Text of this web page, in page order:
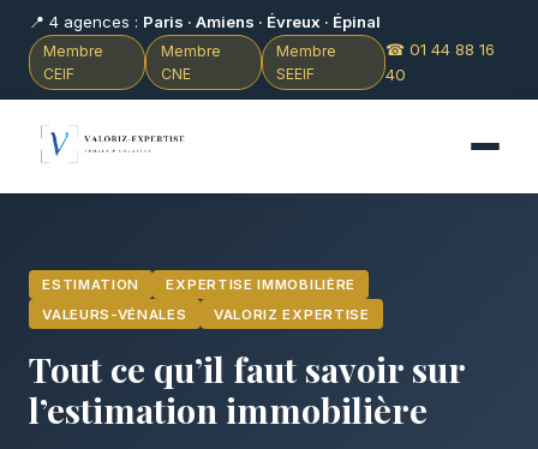
📍 4 agences : Paris · Amiens · Évreux · Épinal
Membre
CEIF
Membre
CNE
Membre
SEEIF
☎ 01 44 88 16
40
ESTIMATION
EXPERTISE IMMOBILIÈRE
VALEURS-VÉNALES
VALORIZ EXPERTISE
Tout ce qu’il faut savoir sur
l’estimation immobilière